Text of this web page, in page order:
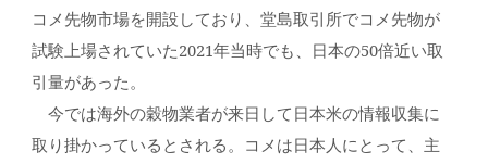
コメ先物市場を開設しており、堂島取引所でコメ先物が
試験上場されていた2021年当時でも、日本の50倍近い取
引量があった。
今では海外の穀物業者が来日して日本米の情報収集に
取り掛かっているとされる。コメは日本人にとって、主